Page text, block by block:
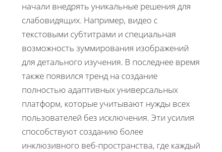
начали внедрять уникальные решения для
слабовидящих. Например, видео с
текстовыми субтитрами и специальная
возможность зуммирования изображений
для детального изучения. В последнее время
также появился тренд на создание
полностью адаптивных универсальных
платформ, которые учитывают нужды всех
пользователей без исключения. Эти усилия
способствуют созданию более
инклюзивного веб-пространства, где каждый